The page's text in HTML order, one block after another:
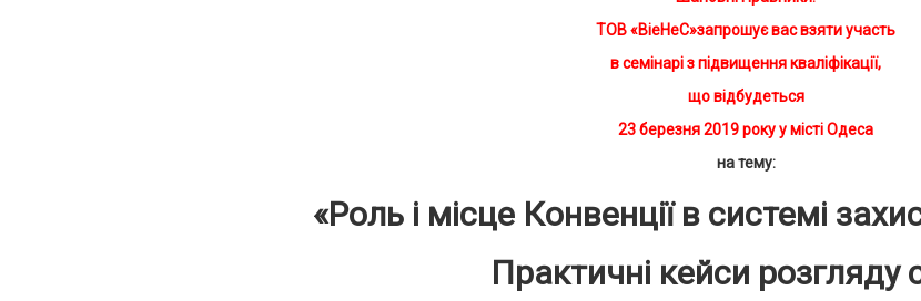
ТОВ «ВіеНеС»запрошує вас взяти участь
в семінарі з підвищення кваліфікації,
що відбудеться
23 березня 2019 року у місті Одеса
на тему:
«Роль і місце Конвенції в системі
Практичні кейси розгляду